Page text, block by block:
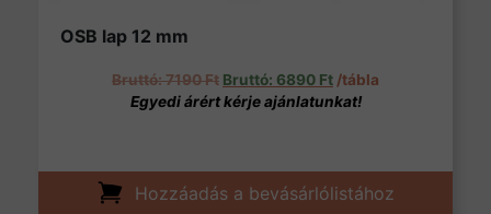
OSB lap 12 mm
7190Ft Original price was: 7190 Ft.
6890 FtCurrent price is:
/tábla
Hozzáadás a bevásárlólistához